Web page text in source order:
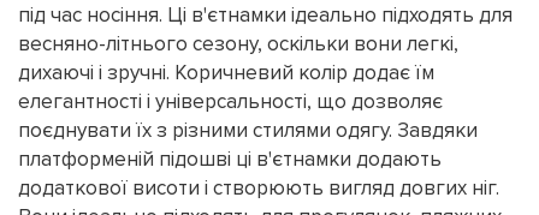
під час носіння. Ці в'єтнамки ідеально підходять для
весняно-літнього сезону, оскільки вони легкі,
дихаючі і зручні. Коричневий колір додає їм
елегантності і універсальності, що дозволяє
поєднувати їх з різними стилями одягу. Завдяки
платформеній підошві ці в'єтнамки додають
додаткової висоти і створюють вигляд довгих ніг.